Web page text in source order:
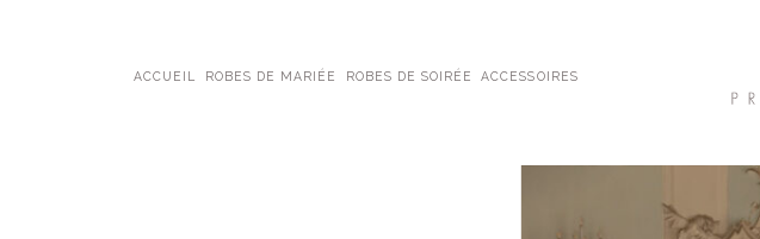
ACCUEIL ROBES DE MARIÉE ROBES DE SOIRÉE ACCESSOIRES